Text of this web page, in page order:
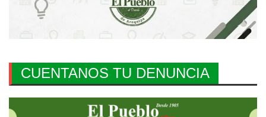
CUENTANOS TU DENUNCIA